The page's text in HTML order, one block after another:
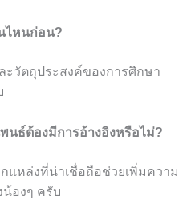
ไหนก่อน?
วัตถุประสงค์ของการศึกษา
นธ์ต้องมีการอ้างอิงหรือไม่?
แหล่งที่น่าเชื่อถือช่วยเพิ่มความ
น้องๆ ครับ